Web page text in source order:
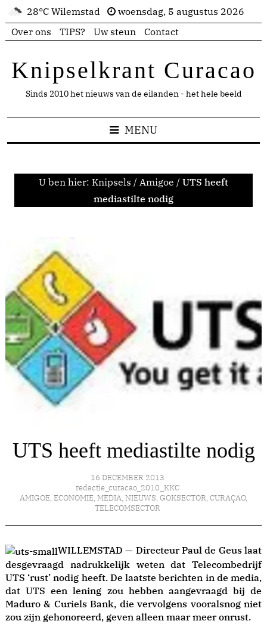
28°C Wilemstad
woensdag, 5 augustus 2026
Over ons
TIPS? Uw steun Contact
Knipselkrant Curacao
Sinds 2010 het nieuws van de eilanden - het hele beeld
MENU
U ben hier: Knipsels / Amigoe / UTS heeft
mediastilte nodig
UTS heeft mediastilte nodig
16 DECEMBER 2013
redactie_curacao_2010_KKC
AMIGOE, ECONOMIE, MEDIA, NIEUWS, GOKSECTOR, CURAÇAO,
TELECOMSECTOR
WILLEMSTAD — Directeur Paul de Geus laat
desgevraagd nadrukkelijk weten dat Telecombedrijf
UTS ‘rust’ nodig heeft. De laatste berichten in de media,
dat UTS een lening zou hebben aangevraagd bij de
Maduro & Curiels Bank, die vervolgens vooralsnog niet
zou zijn gehonoreerd, geven alleen maar meer onrust.